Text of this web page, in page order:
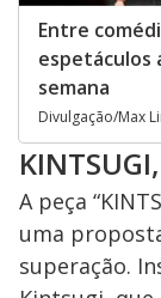
Entre
espetáculos
semana
Divulgação/Max
A peça
uma
superação.